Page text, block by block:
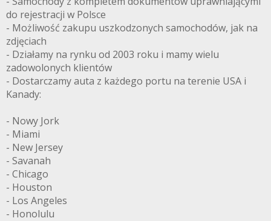
do rejestracji w Polsce
- Możliwość zakupu uszkodzonych samochodów, jak na
zdjęciach
- Działamy na rynku od 2003 roku i mamy wielu
zadowolonych klientów
- Dostarczamy auta z każdego portu na terenie USA i
Kanady:
- Nowy Jork
- Miami
- New Jersey
- Savanah
- Chicago
- Houston
- Los Angeles
- Honolulu